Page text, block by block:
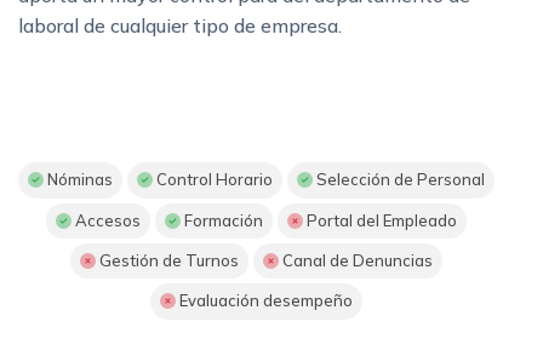
laboral de cualquier tipo de empresa.
Nóminas Control Horario Selección de Personal
Accesos Formación Portal del Empleado
Gestión de Turnos Canal de Denuncias
Evaluación desempeño